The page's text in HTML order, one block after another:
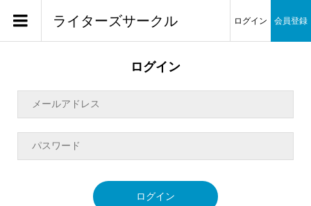
ライターズサークル ログイン 会員登録
ログイン
ログイン